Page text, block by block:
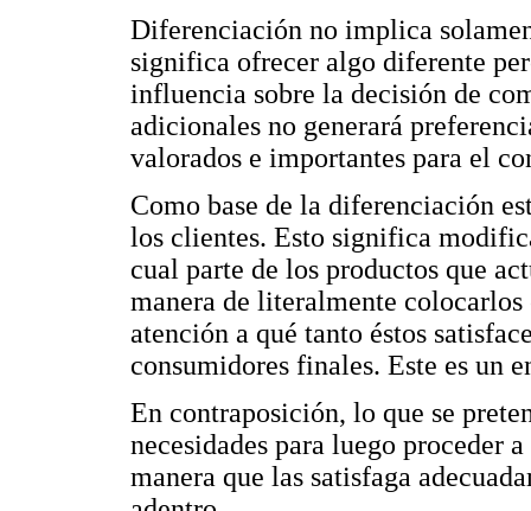
Diferenciación no implica
significa ofrecer algo diferente
influencia sobre la decisión de
adicionales no generará
valorados e importantes para el
Como base de la diferenciación
los clientes. Esto significa
cual parte de los productos que
manera de literalmente
atención a qué tanto éstos
consumidores finales. Este es un
En contraposición, lo que se
necesidades para luego proceder
manera que las satisfaga